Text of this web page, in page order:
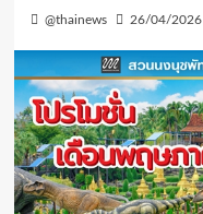
@thainews 26/04/2026